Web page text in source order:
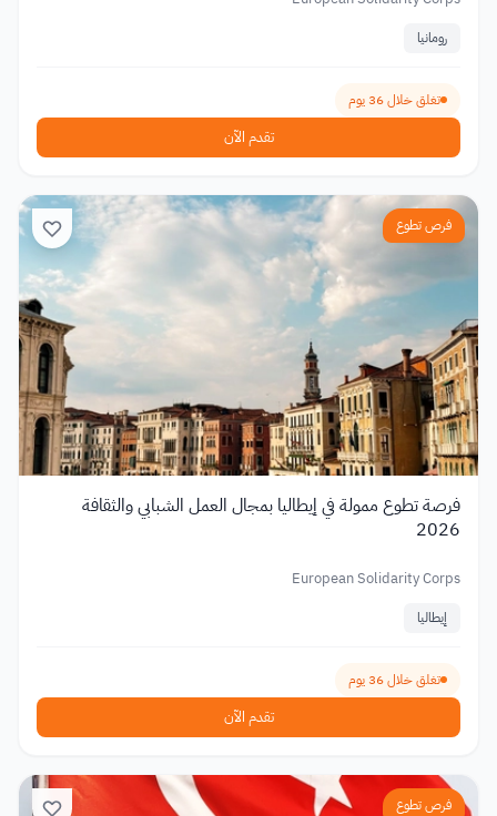
رومانيا
تغلق خلال 36 يوم
تقدم الآن
فرص تطوع
فرصة تطوع ممولة في إيطاليا بمجال العمل الشبابي والثقافة
2026
European Solidarity Corps
إيطاليا
تغلق خلال 36 يوم
تقدم الآن
فرص تطوع